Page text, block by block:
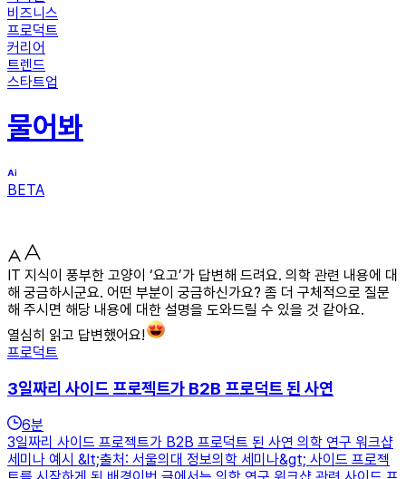
비즈니스
프로덕트
커리어
트렌드
스타트업
물어봐
BETA
IT 지식이 풍부한 고양이 ‘요고’가 답변해 드려요. 의학 관련 내용에 대
해 궁금하시군요. 어떤 부분이 궁금하신가요? 좀 더 구체적으로 질문
해 주시면 해당 내용에 대한 설명을 도와드릴 수 있을 것 같아요.
열심히 읽고 답변했어요!
프로덕트
3일짜리 사이드 프로젝트가 B2B 프로덕트 된 사연
6분
3일짜리 사이드 프로젝트가 B2B 프로덕트 된 사연 의학 연구 워크샵
세미나 예시 &lt;출처: 서울의대 정보의학 세미나&gt; 사이드 프로젝